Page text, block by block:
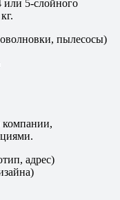
или 5-слойного
пылесосы)
компании,
адрес)